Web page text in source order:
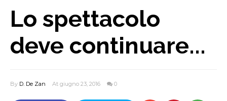
Lo spettacolo
deve continuare...
By D. De Zan At giugno 23, 2016 0